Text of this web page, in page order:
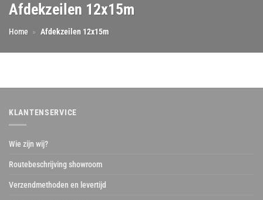
Afdekzeilen 12x15m
Home » Afdekzeilen 12x15m
KLANTENSERVICE
Wie zijn wij?
Routebeschrijving showroom
Verzendmethoden en levertijd